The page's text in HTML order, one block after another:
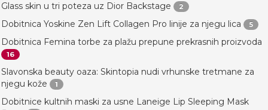
Glass skin u tri poteza uz Dior Backstage 2
Dobitnica Yoskine Zen Lift Collagen Pro linije za njegu lica 5
Dobitnica Femina torbe za plažu prepune prekrasnih proizvoda
16
Slavonska beauty oaza: Skintopia nudi vrhunske tretmane za
njegu kože
1
Dobitnice kultnih maski za usne Laneige Lip Sleeping Mask